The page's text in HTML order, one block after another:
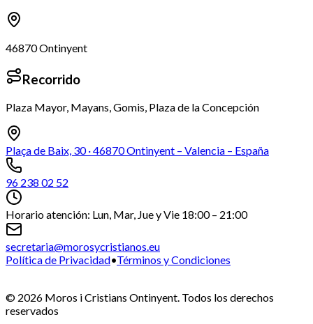
46870 Ontinyent
Recorrido
Plaza Mayor, Mayans, Gomis, Plaza de la Concepción
−
Plaça de Baix, 30 · 46870 Ontinyent – Valencia – España
96 238 02 52
Horario atención: Lun, Mar, Jue y Vie 18:00 – 21:00
secretaria@morosycristianos.eu
Política de Privacidad•Términos y Condiciones
© 2026 Moros i Cristians Ontinyent. Todos los derechos
reservados